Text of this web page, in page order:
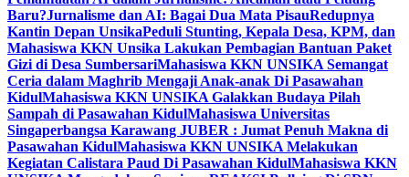
Baru?Jurnalisme dan AI: Bagai Dua Mata PisauRedupnya
Kantin Depan UnsikaPeduli Stunting, Kepala Desa, KPM, dan
Mahasiswa KKN Unsika Lakukan Pembagian Bantuan Paket
Gizi di Desa SumbersariMahasiswa KKN UNSIKA Semangat
Ceria dalam Maghrib Mengaji Anak-anak Di Pasawahan
KidulMahasiswa KKN UNSIKA Galakkan Budaya Pilah
Sampah di Pasawahan KidulMahasiswa Universitas
Singaperbangsa Karawang JUBER : Jumat Penuh Makna di
Pasawahan KidulMahasiswa KKN UNSIKA Melakukan
Kegiatan Calistara Paud Di Pasawahan KidulMahasiswa KKN